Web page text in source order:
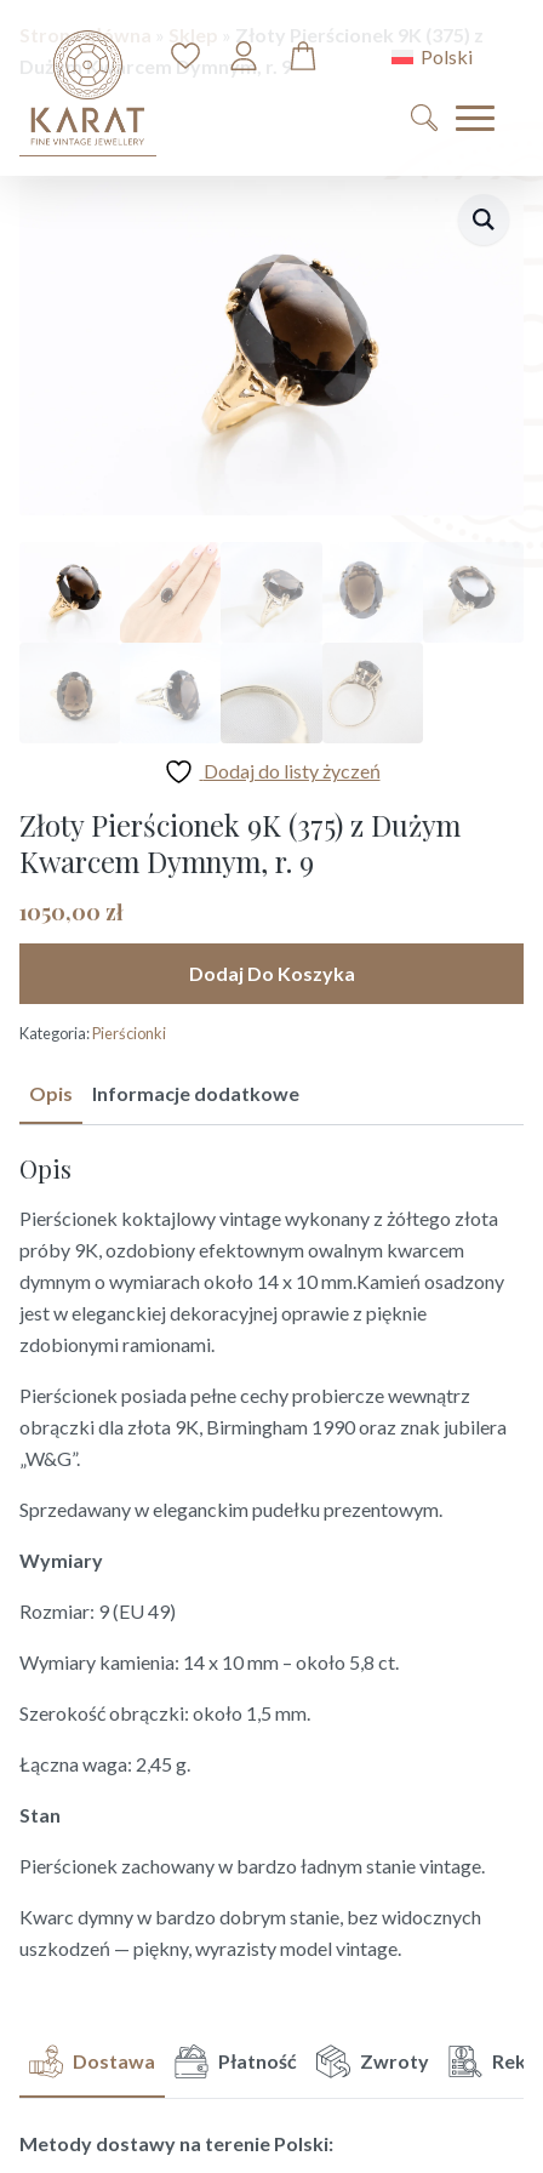
Polski
Strona główna
Dużym Kwarcem Dymnym, r. 9
Dodaj do listy życzeń
Złoty Pierścionek 9K (375) z Dużym
Kwarcem Dymnym, r. 9
1050,00 zł
Dodaj Do Koszyka
Kategoria:Pierścionki
Opis Informacje dodatkowe
Opis
Pierścionek koktajlowy vintage wykonany z żółtego złota
próby 9K, ozdobiony efektownym owalnym kwarcem
dymnym o wymiarach około 14 x 10 mm.Kamień osadzony
jest w eleganckiej dekoracyjnej oprawie z pięknie
zdobionymi ramionami.
Pierścionek posiada pełne cechy probiercze wewnątrz
obrączki dla złota 9K, Birmingham 1990 oraz znak jubilera
„W&G”.
Sprzedawany w eleganckim pudełku prezentowym.
Wymiary
Rozmiar: 9 (EU 49)
Wymiary kamienia: 14 x 10 mm – około 5,8 ct.
Szerokość obrączki: około 1,5 mm.
Łączna waga: 2,45 g.
Stan
Pierścionek zachowany w bardzo ładnym stanie vintage.
Kwarc dymny w bardzo dobrym stanie, bez widocznych
uszkodzeń — piękny, wyrazisty model vintage.
Dostawa Płatność Zwroty
Metody dostawy na terenie Polski: